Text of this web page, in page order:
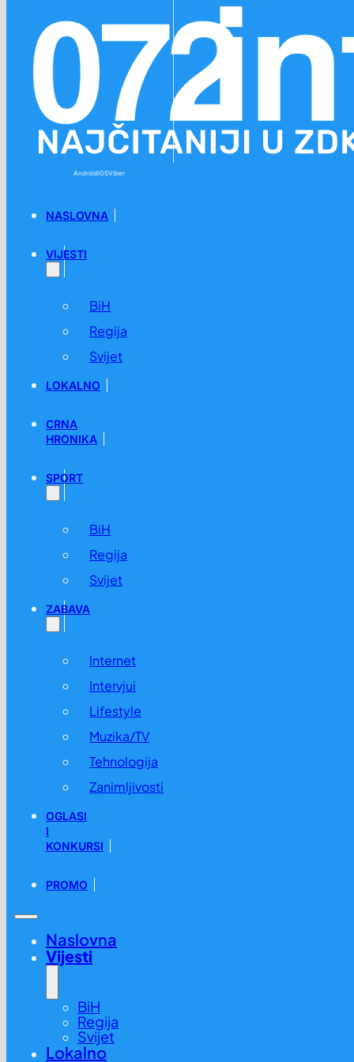
AndroidiOSViber
NASLOVNA
VIJESTI
BiH
Regija
Svijet
LOKALNO
CRNA
HRONIKA
SPORT
BiH
Regija
Svijet
ZABAVA
Internet
Intervjui
Lifestyle
Muzika/TV
Tehnologija
Zanimljivosti
OGLASI
I
KONKURSI
PROMO
Naslovna
Vijesti
BiH
Regija
Svijet
Lokalno